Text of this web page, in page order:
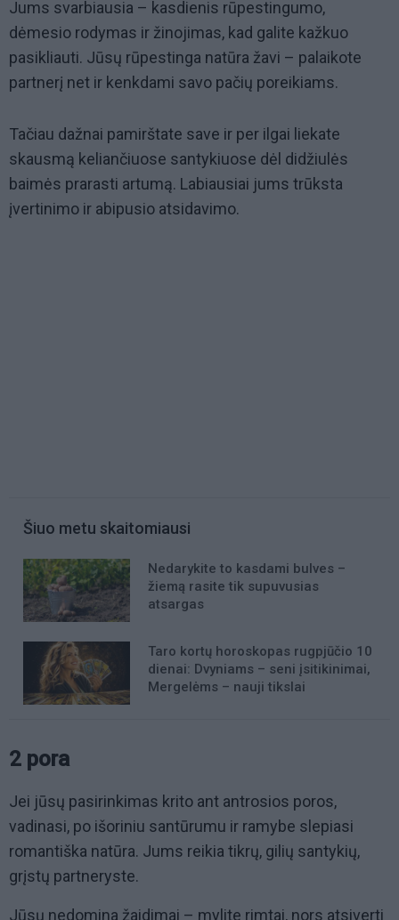
Jums svarbiausia – kasdienis rūpestingumo,
dėmesio rodymas ir žinojimas, kad galite kažkuo
pasikliauti. Jūsų rūpestinga natūra žavi – palaikote
partnerį net ir kenkdami savo pačių poreikiams.
Tačiau dažnai pamirštate save ir per ilgai liekate
skausmą keliančiuose santykiuose dėl didžiulės
baimės prarasti artumą. Labiausiai jums trūksta
įvertinimo ir abipusio atsidavimo.
Šiuo metu skaitomiausi
Nedarykite to kasdami bulves –
žiemą rasite tik supuvusias
atsargas
Taro kortų horoskopas rugpjūčio 10
dienai: Dvyniams – seni įsitikinimai,
Mergelėms – nauji tikslai
2 pora
Jei jūsų pasirinkimas krito ant antrosios poros,
vadinasi, po išoriniu santūrumu ir ramybe slepiasi
romantiška natūra. Jums reikia tikrų, gilių santykių,
grįstų partneryste.
Jūsų nedomina žaidimai – mylite rimtai, nors atsiverti